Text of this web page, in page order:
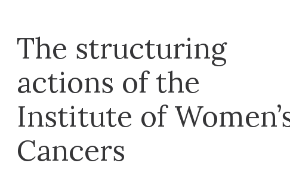
The structuring
actions of the
Institute of
Cancers